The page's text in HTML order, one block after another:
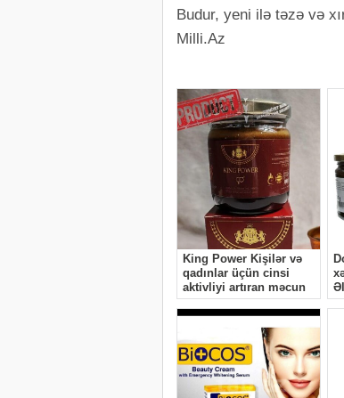
Budur, yeni ilə təzə və
Milli.Az